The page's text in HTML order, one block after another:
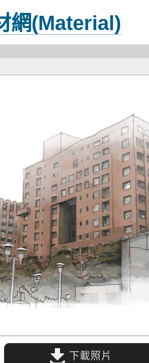
網(Material)
下載照片